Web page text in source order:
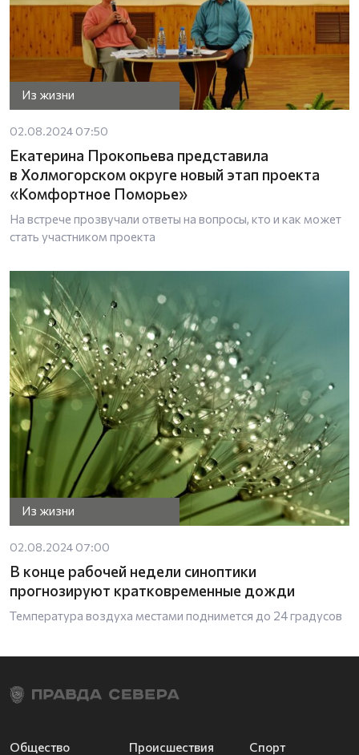
Из жизни
02.08.2024 07:50
Екатерина Прокопьева представила
в Холмогорском округе новый этап проекта
«Комфортное Поморье»
На встрече прозвучали ответы на вопросы, кто и как может
стать участником проекта
Из жизни
02.08.2024 07:00
В конце рабочей недели синоптики
прогнозируют кратковременные дожди
Температура воздуха местами поднимется до 24 градусов
Общество
Происшествия
Спорт